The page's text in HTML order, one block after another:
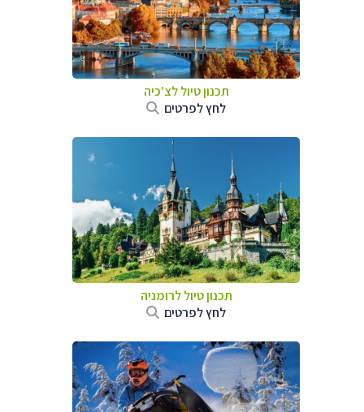
תכנון טיול לצ'כיה
לחץ לפרטים
תכנון טיול לרומניה
לחץ לפרטים